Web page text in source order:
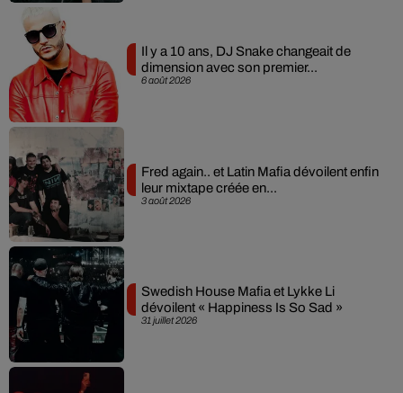
6 août 2026
Il y a 10 ans, DJ Snake changeait de
dimension avec son premier...
3 août 2026
Fred again.. et Latin Mafia dévoilent enfin
leur mixtape créée en...
31 juillet 2026
Swedish House Mafia et Lykke Li
dévoilent « Happiness Is So Sad »